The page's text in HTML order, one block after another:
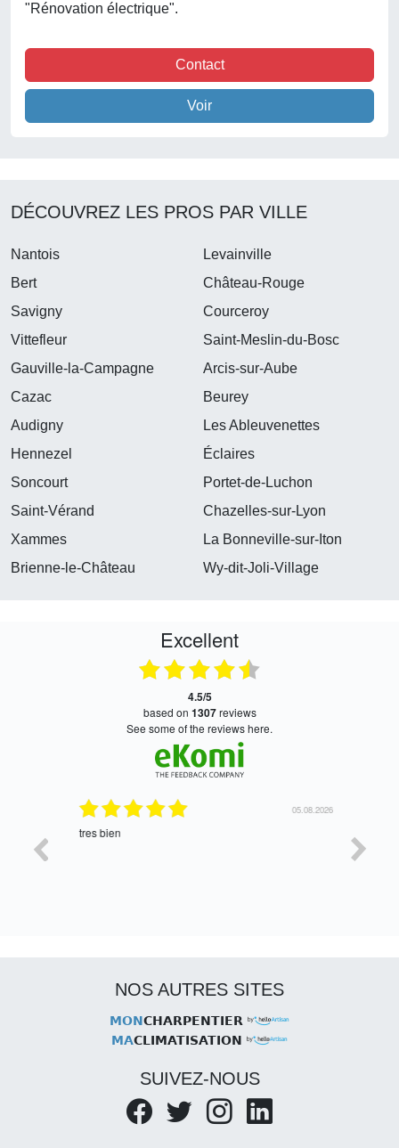
"Rénovation électrique".
Contact
Voir
DÉCOUVREZ LES PROS PAR VILLE
Nantois
Levainville
Bert
Château-Rouge
Savigny
Courceroy
Vittefleur
Saint-Meslin-du-Bosc
Gauville-la-Campagne
Arcis-sur-Aube
Cazac
Beurey
Audigny
Les Ableuvenettes
Hennezel
Éclaires
Soncourt
Portet-de-Luchon
Saint-Vérand
Chazelles-sur-Lyon
Xammes
La Bonneville-sur-Iton
Brienne-le-Château
Wy-dit-Joli-Village
Excellent
4.5/5
based on 1307reviews
see some of the reviews here.
05.08.2026
tres bien
NOS AUTRES SITES
MONCHARPENTIER
MACLIMATISATION
SUIVEZ-NOUS